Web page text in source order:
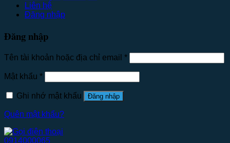
Liên hệ
Đăng nhập
Đăng nhập
Tên tài khoản hoặc địa chỉ email *
Mật khẩu *
Ghi nhớ mật khẩu Đăng nhập
Quên mật khẩu?
0914000065